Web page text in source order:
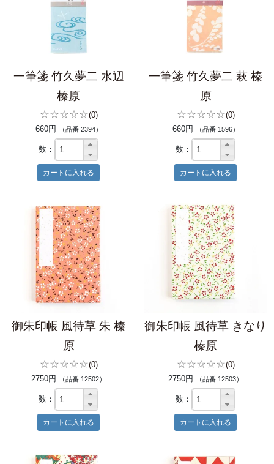
一筆箋 竹久夢二 水辺
榛原
☆☆☆☆☆(0)
660円
（品番 2394）
数：
一筆箋 竹久夢二 萩 榛
原
☆☆☆☆☆(0)
660円
（品番 1596）
数：
御朱印帳 風待草 朱 榛
原
☆☆☆☆☆(0)
2750円
（品番 12502）
数：
御朱印帳 風待草 きなり
榛原
☆☆☆☆☆(0)
2750円
（品番 12503）
数：